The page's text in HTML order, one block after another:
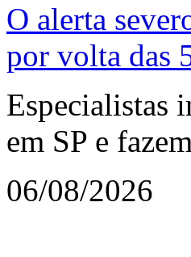
O alerta
por volta das
Especialistas
em SP e
06/08/2026